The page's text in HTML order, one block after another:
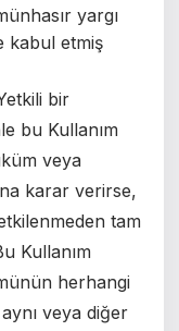
yargı
kabul etmiş
bir
bu Kullanım
veya
karar verirse,
tam
Kullanım
herhangi
veya diğer